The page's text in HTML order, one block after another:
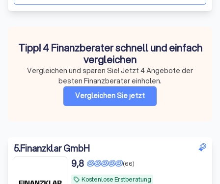
Tipp! 4 Finanzberater schnell und einfach
vergleichen
Vergleichen und sparen Sie! Jetzt 4 Angebote der
besten Finanzberater einholen.
Vergleichen Sie jetzt
5.Finanzklar GmbH
local_offer Kostenlose Erstberatung
(66)
9,8